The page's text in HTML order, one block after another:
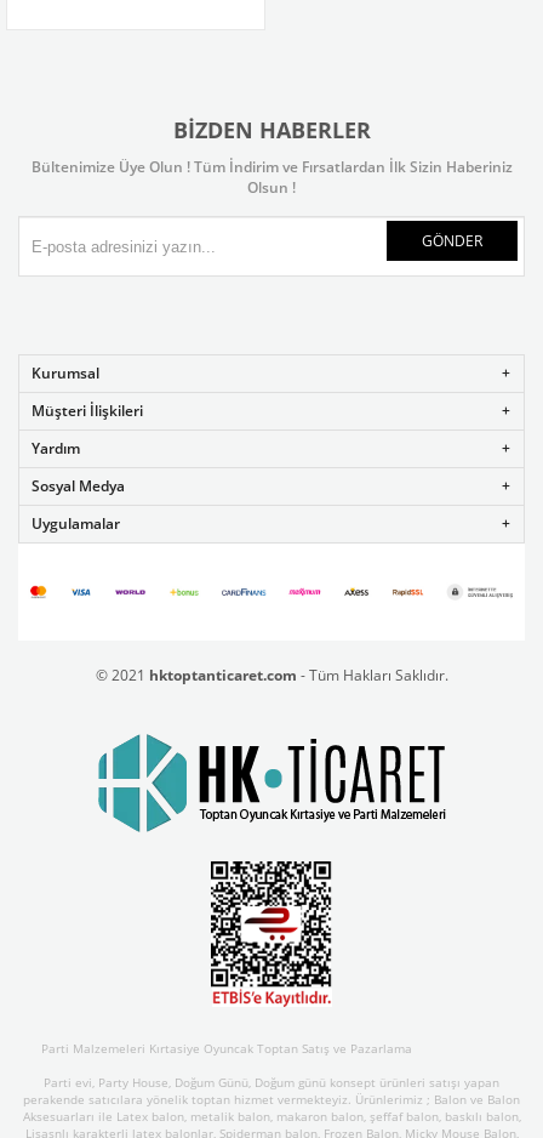
BIZDEN HABERLER
Bültenimize Üye Olun ! Tüm İndirim ve Fırsatlardan İlk Sizin Haberiniz
Olsun !
GÖNDER
Kurumsal
Müşteri İlişkileri
Yardım
Sosyal Medya
Uygulamalar
© 2021 hktoptanticaret.com - Tüm Hakları Saklıdır.
Parti Malzemeleri Kırtasiye Oyuncak Toptan Satış ve Pazarlama
Parti evi, Party House, Doğum Günü, Doğum günü konsept ürünleri satışı yapan
perakende satıcılara yönelik toptan hizmet vermekteyiz. Ürünlerimiz ; Balon ve Balon
Aksesuarları ile Latex balon, metalik balon, makaron balon, şeffaf balon, baskılı balon,
Lisasnlı karakterli latex balonlar, Spiderman balon, Frozen Balon, Micky Mouse Balon,